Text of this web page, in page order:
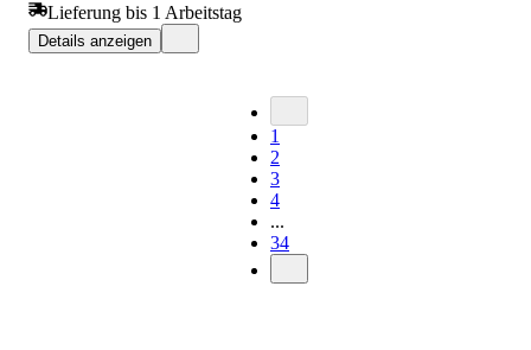
Lieferung bis 1 Arbeitstag
Details anzeigen
1
2
3
4
...
34